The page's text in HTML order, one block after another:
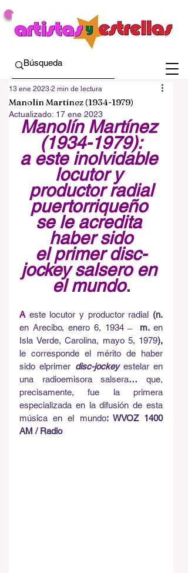
Manolín Martínez (1934-1979)
13 ene 2023 2 min de lectura
Actualizado: 17 ene 2023
Manolín Martínez
(1934-1979):
a este inolvidable
locutor y
productor radial
puertorriqueño
se le acredita
haber sido
el primer disc-
jockey salsero en
el mundo.
A este locutor y productor radial
en Arecibo, enero 6, 1934  ̶
  m.
en
Isla Verde, Carolina, mayo 5, 1979
le corresponde el mérito de haber
sido elprimer disc-jockey estelar en
una radioemisora salsera… que,
precisamente, fue la primera
especializada en la difusión de esta
música en el mundo: WVOZ 1400
AM / Radio